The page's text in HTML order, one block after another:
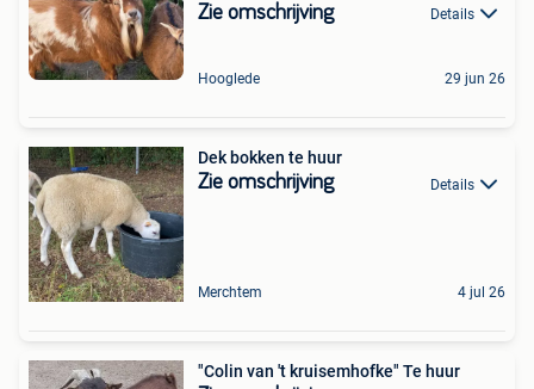
Zie omschrijving Details
Hooglede 29 jun 26
Dek bokken te huur
Zie omschrijving Details
Merchtem 4 jul 26
"Colin van 't kruisemhofke" Te huur